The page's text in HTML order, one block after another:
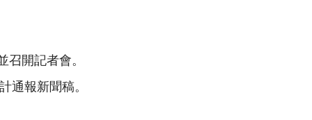
召開記者會。
通報新聞稿。